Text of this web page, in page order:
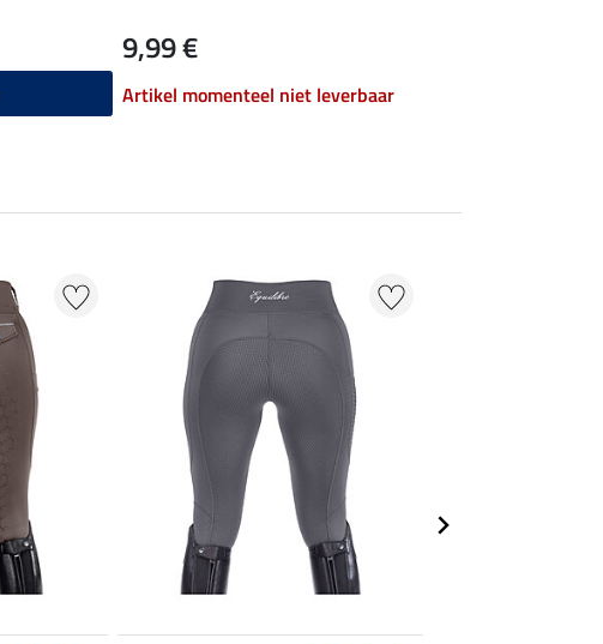
9,99 €
Artikel momenteel niet leverbaar